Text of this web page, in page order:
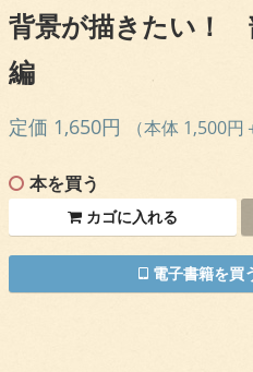
背景が描きたい！
編
定価 1,650円 （本体 1,500円
本を買う
カゴに入れる
電子書籍を買